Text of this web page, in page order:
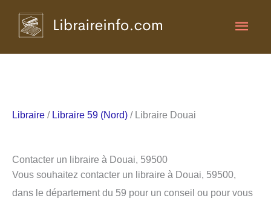
Libraire / Libraire 59 (Nord) / Libraire Douai
Contacter un libraire à Douai, 59500
Vous souhaitez contacter un libraire à Douai, 59500,
dans le département du 59 pour un conseil ou pour vous